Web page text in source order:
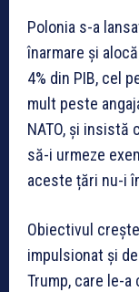
Polonia s-a
înarmare și
4% din PIB, cel
mult peste
NATO, și insistă
să-i urmeze
aceste țări nu-i
Obiectivul
impulsionat și
Trump, care le-a